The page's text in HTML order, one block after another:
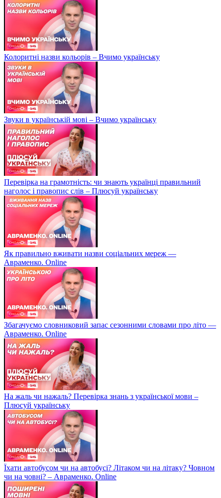
Колоритні назви кольорів – Вчимо українську
Звуки в українській мові – Вчимо українську
Перевірка на грамотність: чи знають українці правильний
наголос і правопис слів – Плюсуй українську
Як правильно вживати назви соціальних мереж —
Авраменко. Online
Збагачуємо словниковий запас сезонними словами про літо —
Авраменко. Online
На жаль чи нажаль? Перевірка знань з української мови –
Плюсуй українську
Їхати автобусом чи на автобусі? Літаком чи на літаку? Човном
чи на човні? – Авраменко. Online